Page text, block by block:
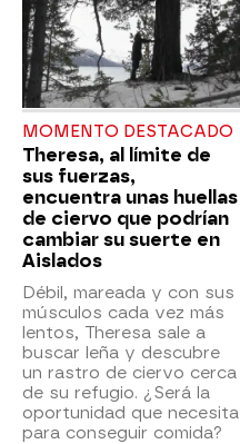
MOMENTO DESTACADO
Theresa, al límite de
sus fuerzas,
encuentra unas huellas
de ciervo que podrían
cambiar su suerte en
Aislados
Débil, mareada y con sus
músculos cada vez más
lentos, Theresa sale a
buscar leña y descubre
un rastro de ciervo cerca
de su refugio. ¿Será la
oportunidad que necesita
para conseguir comida?